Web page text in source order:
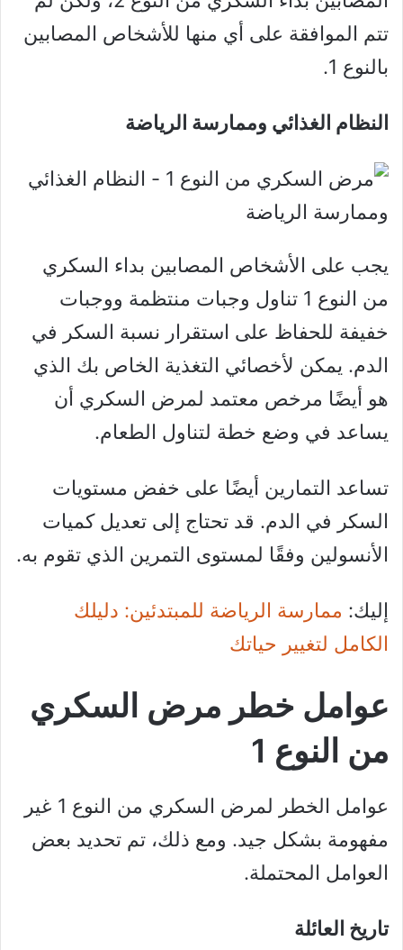
تتم الموافقة على أي منها للأشخاص المصابين
بالنوع 1.
النظام الغذائي وممارسة الرياضة
يجب على الأشخاص المصابين بداء السكري
من النوع 1 تناول وجبات منتظمة ووجبات
خفيفة للحفاظ على استقرار نسبة السكر في
الدم. يمكن لأخصائي التغذية الخاص بك الذي
هو أيضًا مرخص معتمد لمرض السكري أن
يساعد في وضع خطة لتناول الطعام.
تساعد التمارين أيضًا على خفض مستويات
السكر في الدم. قد تحتاج إلى تعديل كميات
الأنسولين وفقًا لمستوى التمرين الذي تقوم به.
إليك: ممارسة الرياضة للمبتدئين: دليلك
الكامل لتغيير حياتك
عوامل خطر مرض السكري
من النوع 1
عوامل الخطر لمرض السكري من النوع 1 غير
مفهومة بشكل جيد. ومع ذلك، تم تحديد بعض
العوامل المحتملة.
تاريخ العائلة